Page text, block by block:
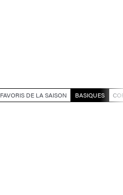
FAVORIS DE LA SAISON BASIQUES